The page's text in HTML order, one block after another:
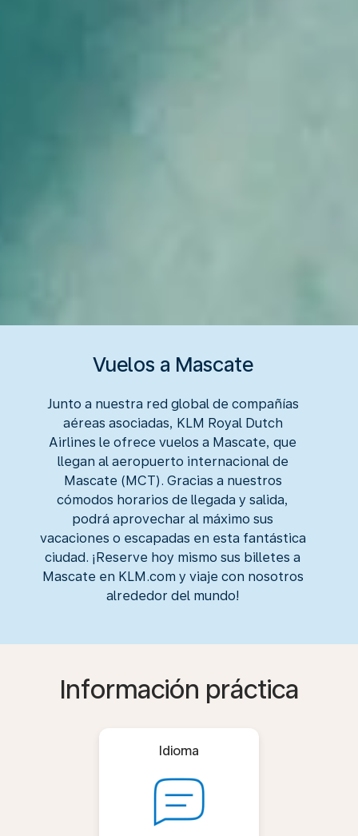
Vuelos a Mascate
Junto a nuestra red global de compañías
aéreas asociadas, KLM Royal Dutch
Airlines le ofrece vuelos a Mascate, que
llegan al aeropuerto internacional de
Mascate (MCT). Gracias a nuestros
cómodos horarios de llegada y salida,
podrá aprovechar al máximo sus
vacaciones o escapadas en esta fantástica
ciudad. ¡Reserve hoy mismo sus billetes a
Mascate en KLM.com y viaje con nosotros
alrededor del mundo!
Información práctica
Idioma